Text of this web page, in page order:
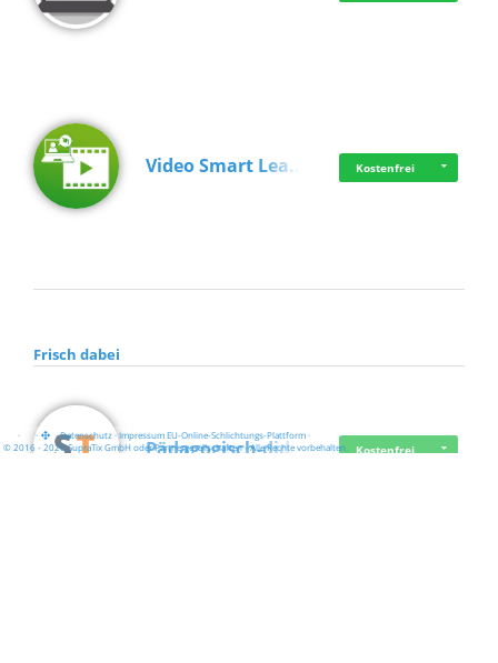
Video Smart Lea… Kostenfrei
Frisch dabei
Pädagogisch-did… Kostenfrei
· · ·Datenschutz·Impressum EU-Online-Schlichtungs-Plattform·
© 2016 - 2026 SupraTix GmbH oder Partnergesellschaften - Alle Rechte vorbehalten.